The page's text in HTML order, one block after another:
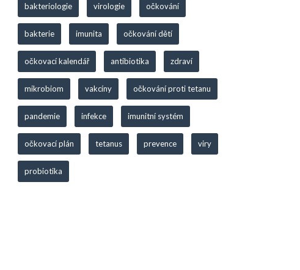
bakteriologie virologie očkování
bakterie imunita očkování dětí
očkovací kalendář antibiotika zdraví
mikrobiom vakcíny očkování proti tetanu
pandemie infekce imunitní systém
očkovací plán tetanus prevence viry
probiotika